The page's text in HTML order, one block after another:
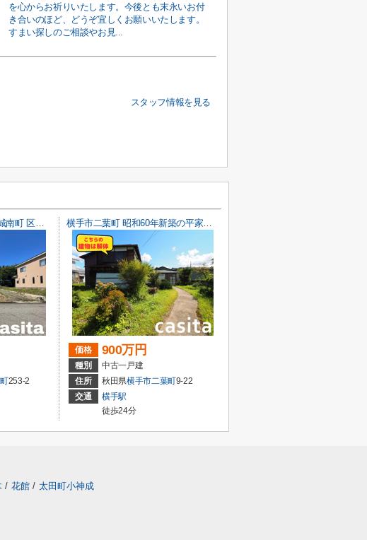
を心からお祈りいたします。今後とも末永いお付
き合いのほど、どうぞ宜しくお願いいたします。
すまい探しのご相談やお見...
スタッフ情報を見る
【建築条件なし】横手市城南町 区画の整った住宅街の南東向き物件 82.13坪 住宅用地
253-2
価格 900万円
種別
中古一戸建
住所
秋田県横手市二葉町9-22
交通
横手駅
徒歩24分
/ 花館 / 太田町小神成